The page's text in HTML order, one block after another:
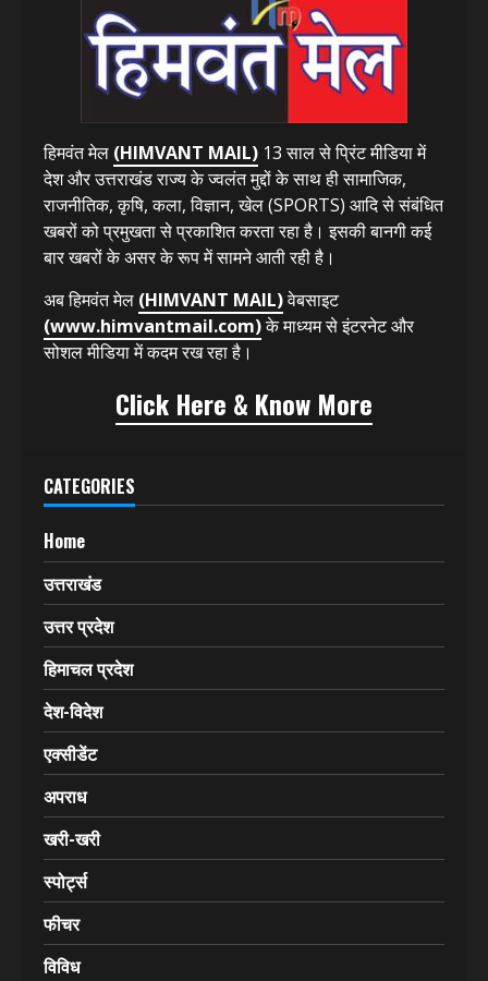
हिमवंत मेल (HIMVANT MAIL) 13 साल से प्रिंट मीडिया में
देश और उत्तराखंड राज्य के ज्वलंत मुद्दों के साथ ही सामाजिक,
राजनीतिक, कृषि, कला, विज्ञान, खेल (SPORTS) आदि से संबंधित
खबरों को प्रमुखता से प्रकाशित करता रहा है। इसकी बानगी कई
बार खबरों के असर के रूप में सामने आती रही है।
अब हिमवंत मेल (HIMVANT MAIL)वेबसाइट
(www.himvantmail.com)के माध्यम से इंटरनेट और
सोशल मीडिया में कदम रख रहा है।
Click Here & Know More
CATEGORIES
Home
उत्तराखंड
उत्तर प्रदेश
हिमाचल प्रदेश
देश-विदेश
एक्सीडेंट
अपराध
खरी-खरी
स्पोर्ट्स
फीचर
विविध